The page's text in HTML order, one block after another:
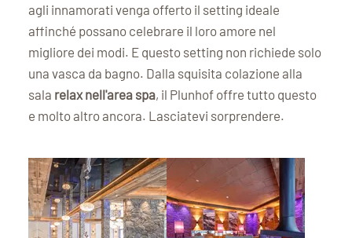
agli innamorati venga offerto il setting ideale
affinché possano celebrare il loro amore nel
migliore dei modi. E questo setting non richiede solo
una vasca da bagno. Dalla squisita colazione alla
sala relax nell'area spa, il Plunhof offre tutto questo
e molto altro ancora. Lasciatevi sorprendere.